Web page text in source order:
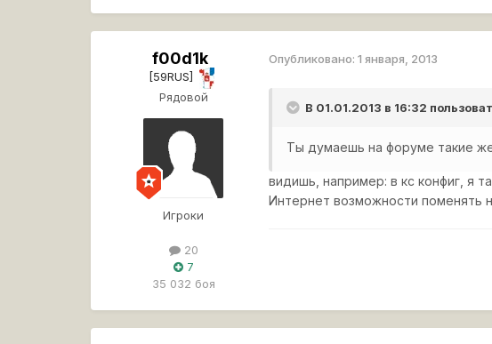
f00d1k
[59RUS]
Рядовой
Игроки
20
7
35 032 боя
Опубликовано:1 января, 2013
В 01.01.2013 в 16:32
Ты думаешь на форуме такие
видишь, например: в кс конфиг, я
Интернет возможности поменять